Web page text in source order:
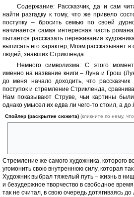
Содержание: Рассказчик, да и сам
найти разгадку к тому, что же привело
поступку – бросить семью по своей
начинается самая интересная часть
пытается рассказать переживания
выписать его характер; Моэм рассказывает в
людей, знавших Стрикленда.
Немного символизма: С этого
именно на название книги – Луна и Грош
до меня начало доходить, что
поступок и стремление Стрикленда,
Нам показывают Струве, чьи картины
однако умысел их едва ли чего-то стоил, а
Спойлер (раскрытие сюжета) (кликните по нему,
Стремление же самого художника, которого
угомонить свою внутреннюю силу, которая
Художник выбрал тяжелый путь – жизнь в
и безудержное творчество в свободное
так не считал, в свою очередь дотягиваясь